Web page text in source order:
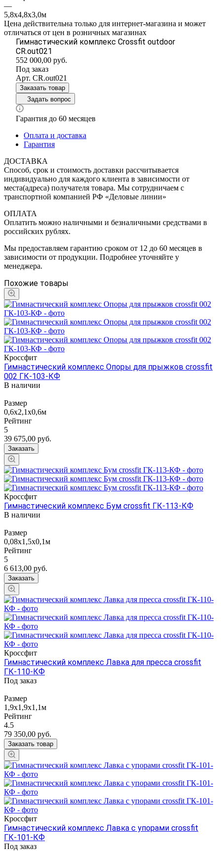
—
5,8х4,8х3,0м
Цена действительна только для интернет-магазина и может
отличаться от цен в розничных магазинах
Гимнастический комплекс Crossfit outdoor
CR.out021
552 000,00 руб.
Под заказ
Арт. CR.out021
Заказать товар
Задать вопрос
Гарантия до 60 месяцев
Оплата и доставка
Гарантия
ДОСТАВКА
Способ, срок и стоимость доставки рассчитывается
индивидуально для каждого клиента в зависимости от
места(адреса) получателя товара. Мы сотрудничаем с
транспортной компанией РФ «Деловые линии»
ОПЛАТА
Оплатить можно наличными и безналичными средствами в
российских рублях.
Мы предоставляем гарантию сроком от 12 до 60 месяцев в
зависимости от продукции. Подробнее уточняйте у
менеджера.
Похожие товары
Кроссфит
Гимнастический комплекс Опоры для прыжков crossfit
002 ГК-103-КФ
В наличии
Размер
0,6х2,1х0,6м
Рейтинг
5
39 675,00 руб.
Заказать
Кроссфит
Гимнастический комплекс Бум crossfit ГК-113-КФ
В наличии
Размер
0,08х1,5х0,1м
Рейтинг
5
6 613,00 руб.
Заказать
Кроссфит
Гимнастический комплекс Лавка для пресса crossfit
ГК-110-КФ
Под заказ
Размер
1,9х1,9х1,1м
Рейтинг
4.5
79 350,00 руб.
Заказать товар
Кроссфит
Гимнастический комплекс Лавка с упорами crossfit
ГК-101-КФ
Под заказ